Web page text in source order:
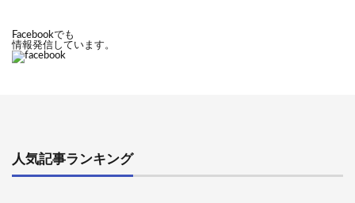
Facebookでも
情報発信しています。
人気記事ランキング